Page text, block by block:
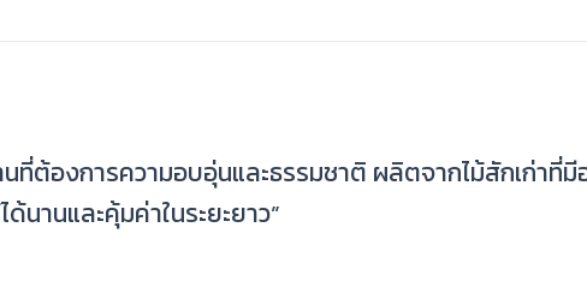
นที่ต้องการความอบอุ่นและธรรมชาติ ผลิตจากไม้สักเก่า
นานและคุ้มค่าในระยะยาว”